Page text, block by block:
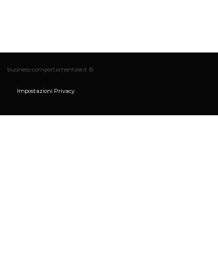
business-comportamentale.it ©
Impostazioni Privacy